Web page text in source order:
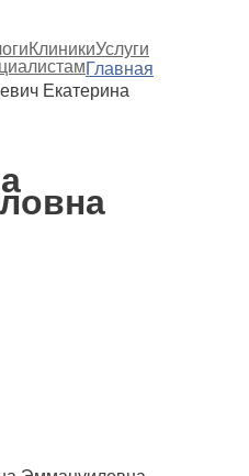
КлиникиУслуги
Главная
Екатерина